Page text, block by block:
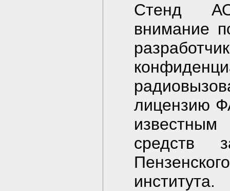
Стенд АО
внимание
лицензию
средств
института.